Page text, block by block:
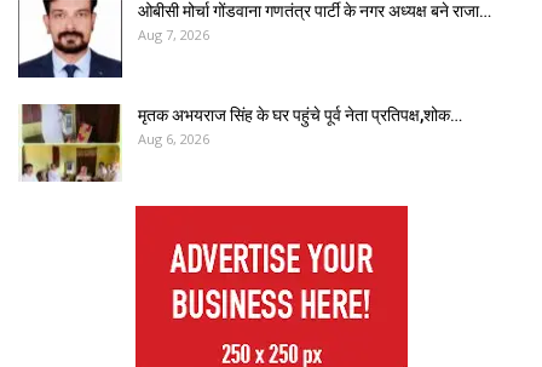
ओबीसी मोर्चा गोंडवाना गणतंत्र पार्टी के नगर अध्यक्ष बने राजा…
Aug 7, 2026
मृतक अभयराज सिंह के घर पहुंचे पूर्व नेता प्रतिपक्ष,शोक…
Aug 6, 2026